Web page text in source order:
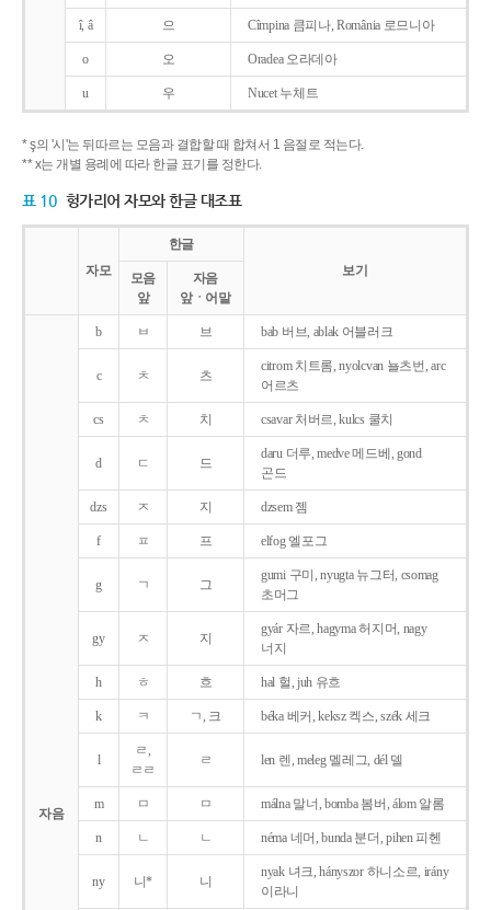
î, â 으 Cîmpina 큼피나, România 로므니아
o 오 Oradea 오라데아
u 우 Nucet 누체트
* ş의 '시'는 뒤따르는 모음과 결합할 때 합쳐서 1 음절로 적는다.
** x는 개별 용례에 따라 한글 표기를 정한다.
표 10 헝가리어 자모와 한글 대조표
자모
한글
보기
모음
앞
자음
앞ㆍ어말
자음
b ㅂ 브 bab 버브, ablak 어블러크
c ㅊ 츠
citrom 치트롬, nyolcvan 뇰츠번, arc
어르츠
cs ㅊ 치 csavar 처버르, kulcs 쿨치
d ㄷ 드
daru 더루, medve 메드베, gond
곤드
dzs ㅈ 지 dzsem 젬
f ㅍ 프 elfog 엘포그
g ㄱ 그
gumi 구미, nyugta 뉴그터, csomag
초머그
gy ㅈ 지
gyár 자르, hagyma 허지머, nagy
너지
h ㅎ 흐 hal 헐, juh 유흐
k ㅋ ㄱ, 크 béka 베커, keksz 켁스, szék 세크
l
ㄹ,
ㄹㄹ
ㄹ len 렌, meleg 멜레그, dél 델
m ㅁ ㅁ málna 말너, bomba 봄버, álom 알롬
n ㄴ ㄴ néma 네머, bunda 분더, pihen 피헨
ny 니* 니
nyak 녀크, hányszor 하니소르, irány
이라니